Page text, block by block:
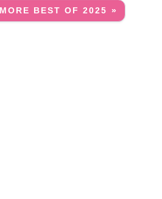
MORE BEST OF 2025 »